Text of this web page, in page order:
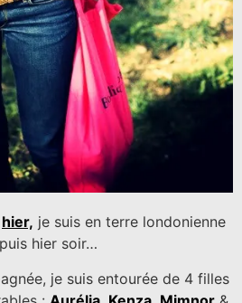
hier, je suis en terre londonienne
hier soir…
je suis entourée de 4 filles